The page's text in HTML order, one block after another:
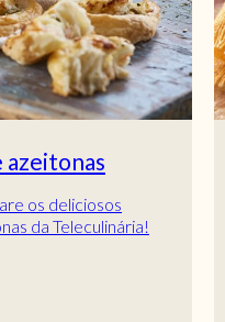
azeitonas
os deliciosos
da Teleculinária!